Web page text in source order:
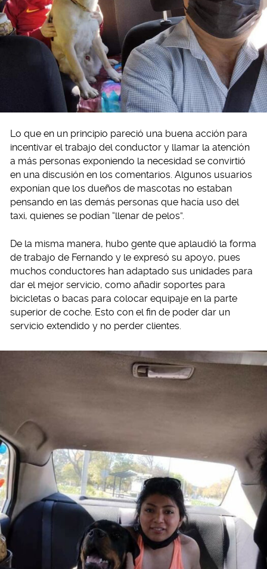
Lo que en un principio pareció una buena acción para
incentivar el trabajo del conductor y llamar la atención
a más personas exponiendo la necesidad se convirtió
en una discusión en los comentarios. Algunos usuarios
exponían que los dueños de mascotas no estaban
pensando en las demás personas que hacía uso del
taxi, quienes se podían “llenar de pelos”.
De la misma manera, hubo gente que aplaudió la forma
de trabajo de Fernando y le expresó su apoyo, pues
muchos conductores han adaptado sus unidades para
dar el mejor servicio, como añadir soportes para
bicicletas o bacas para colocar equipaje en la parte
superior de coche. Esto con el fin de poder dar un
servicio extendido y no perder clientes.